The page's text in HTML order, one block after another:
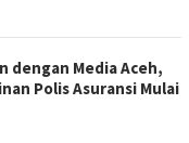
dengan Media Aceh,
Polis Asuransi Mulai